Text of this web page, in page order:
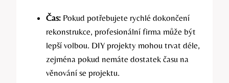
Čas: Pokud potřebujete rychlé dokončení
rekonstrukce, profesionální firma může být
lepší volbou. DIY projekty mohou trvat déle,
zejména pokud nemáte dostatek času na
věnování se projektu.